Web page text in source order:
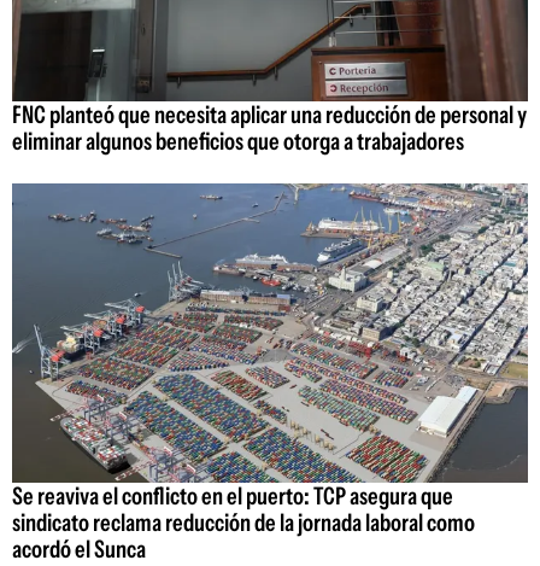
FNC planteó que necesita aplicar una reducción de personal y
eliminar algunos beneficios que otorga a trabajadores
Se reaviva el conflicto en el puerto: TCP asegura que
sindicato reclama reducción de la jornada laboral como
acordó el Sunca